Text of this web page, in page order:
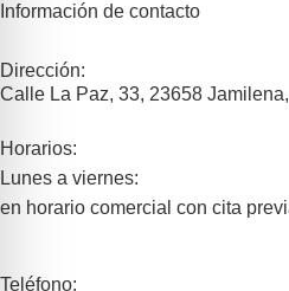
Información de contacto
Dirección:
Calle La Paz, 33, 23658
Horarios:
Lunes a viernes:
en horario comercial con cita
Teléfono: